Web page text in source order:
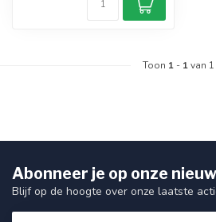
Toon 1 - 1van 1
Abonneer je op onze
Blijf op de hoogte over onze laatste